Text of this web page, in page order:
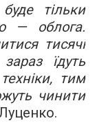
тільки
— облога.
тисячі
їдуть
тим
чинити